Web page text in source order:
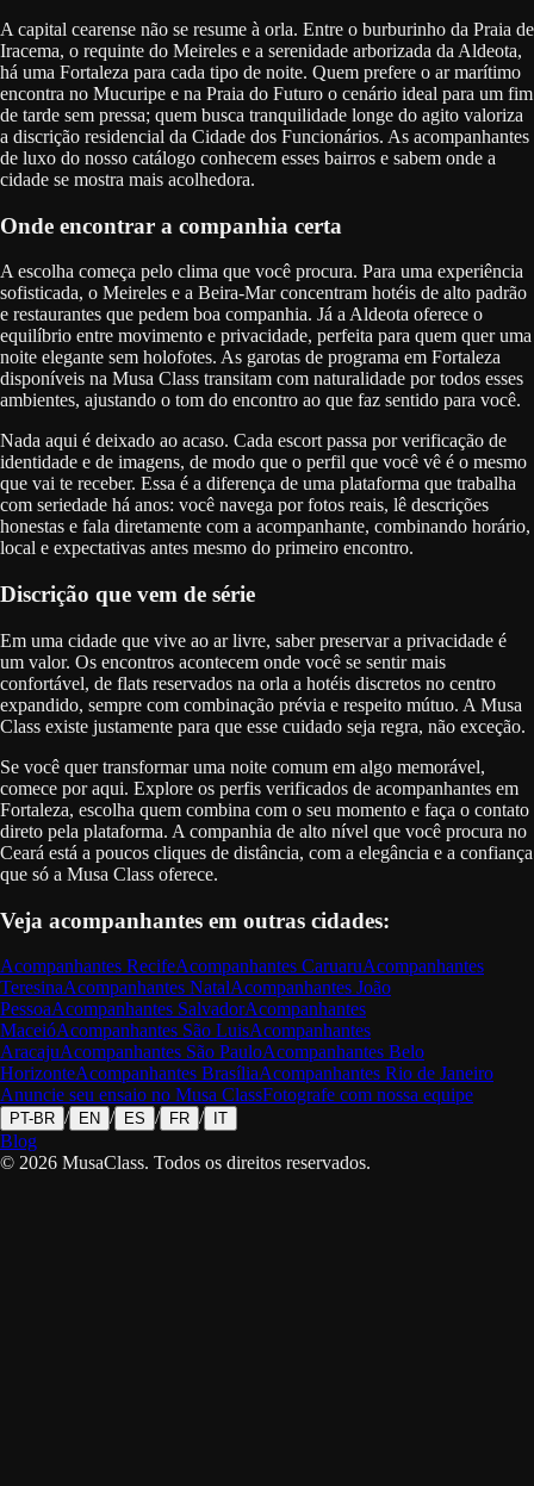
A capital cearense não se resume à orla. Entre o burburinho da Praia de
Iracema, o requinte do Meireles e a serenidade arborizada da Aldeota,
há uma Fortaleza para cada tipo de noite. Quem prefere o ar marítimo
encontra no Mucuripe e na Praia do Futuro o cenário ideal para um fim
de tarde sem pressa; quem busca tranquilidade longe do agito valoriza
a discrição residencial da Cidade dos Funcionários. As acompanhantes
de luxo do nosso catálogo conhecem esses bairros e sabem onde a
cidade se mostra mais acolhedora.
Onde encontrar a companhia certa
A escolha começa pelo clima que você procura. Para uma experiência
sofisticada, o Meireles e a Beira-Mar concentram hotéis de alto padrão
e restaurantes que pedem boa companhia. Já a Aldeota oferece o
equilíbrio entre movimento e privacidade, perfeita para quem quer uma
noite elegante sem holofotes. As garotas de programa em Fortaleza
disponíveis na Musa Class transitam com naturalidade por todos esses
ambientes, ajustando o tom do encontro ao que faz sentido para você.
Nada aqui é deixado ao acaso. Cada escort passa por verificação de
identidade e de imagens, de modo que o perfil que você vê é o mesmo
que vai te receber. Essa é a diferença de uma plataforma que trabalha
com seriedade há anos: você navega por fotos reais, lê descrições
honestas e fala diretamente com a acompanhante, combinando horário,
local e expectativas antes mesmo do primeiro encontro.
Discrição que vem de série
Em uma cidade que vive ao ar livre, saber preservar a privacidade é
um valor. Os encontros acontecem onde você se sentir mais
confortável, de flats reservados na orla a hotéis discretos no centro
expandido, sempre com combinação prévia e respeito mútuo. A Musa
Class existe justamente para que esse cuidado seja regra, não exceção.
Se você quer transformar uma noite comum em algo memorável,
comece por aqui. Explore os perfis verificados de acompanhantes em
Fortaleza, escolha quem combina com o seu momento e faça o contato
direto pela plataforma. A companhia de alto nível que você procura no
Ceará está a poucos cliques de distância, com a elegância e a confiança
que só a Musa Class oferece.
Veja acompanhantes em outras cidades:
Acompanhantes RecifeAcompanhantes CaruaruAcompanhantes
TeresinaAcompanhantes NatalAcompanhantes João
PessoaAcompanhantes SalvadorAcompanhantes
MaceióAcompanhantes São LuisAcompanhantes
AracajuAcompanhantes São PauloAcompanhantes Belo
HorizonteAcompanhantes BrasíliaAcompanhantes Rio de Janeiro
Anuncie seu ensaio no Musa ClassFotografe com nossa equipe
PT-BR / EN / ES / FR / IT
Blog
© 2026 MusaClass. Todos os direitos reservados.